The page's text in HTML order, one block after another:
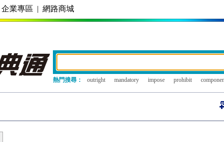
企業專區 | 網路商城
熱門搜尋： outright mandatory impose prohibit